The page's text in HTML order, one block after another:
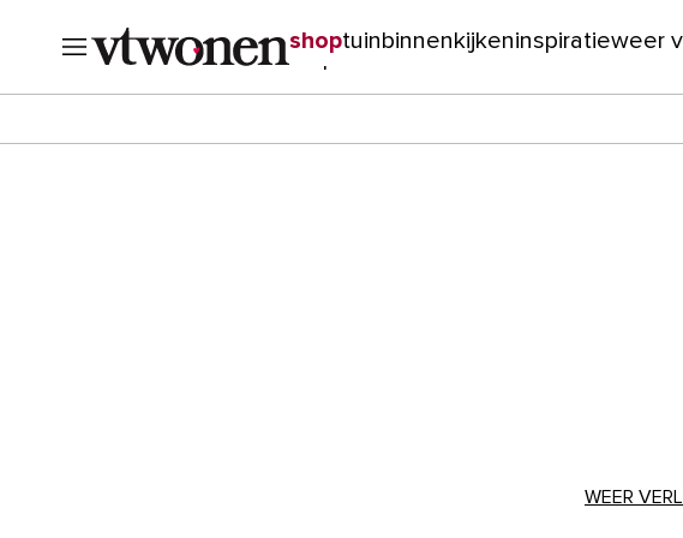
shoptuin binnenkijkeninspiratieweer
verbouwen
WEER